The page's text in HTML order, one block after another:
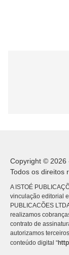
Copyright © 2026
Todos os direitos
A ISTOÉ
vinculação editorial
PUBLICACÕES
realizamos
contrato de
autorizamos
conteúdo digital “